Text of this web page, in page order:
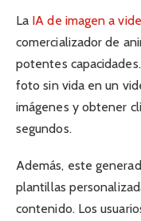
La IA de imagen a
comercializador de
potentes
foto sin vida en un
imágenes y obtener
segundos.
Además, este
plantillas
contenido. Los